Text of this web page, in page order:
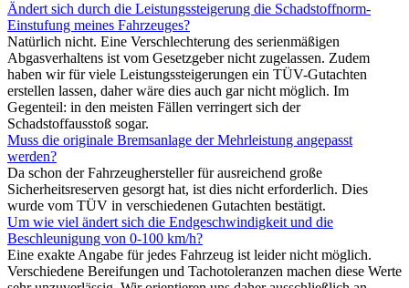
Ändert sich durch die Leistungssteigerung die Schadstoffnorm-
Einstufung meines Fahrzeuges?
Natürlich nicht. Eine Verschlechterung des serienmäßigen
Abgasverhaltens ist vom Gesetzgeber nicht zugelassen. Zudem
haben wir für viele Leistungssteigerungen ein TÜV-Gutachten
erstellen lassen, daher wäre dies auch gar nicht möglich. Im
Gegenteil: in den meisten Fällen verringert sich der
Schadstoffausstoß sogar.
Muss die originale Bremsanlage der Mehrleistung angepasst
werden?
Da schon der Fahrzeughersteller für ausreichend große
Sicherheitsreserven gesorgt hat, ist dies nicht erforderlich. Dies
wurde vom TÜV in verschiedenen Gutachten bestätigt.
Um wie viel ändert sich die Endgeschwindigkeit und die
Beschleunigung von 0-100 km/h?
Eine exakte Angabe für jedes Fahrzeug ist leider nicht möglich.
Verschiedene Bereifungen und Tachotoleranzen machen diese Werte